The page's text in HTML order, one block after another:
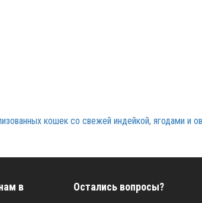
кошек со свежей индейкой, ягодами и
в
Остались вопросы?